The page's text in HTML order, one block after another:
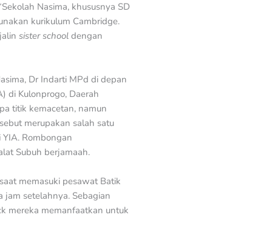
Nasima, khususnya SD
kurikulum Cambridge.
sister school dengan
Dr Indarti MPd di depan
di Kulonprogo, Daerah
titik kemacetan, namun
merupakan salah satu
Rombongan
Subuh berjamaah.
memasuki pesawat Batik
jam setelahnya. Sebagian
mereka memanfaatkan untuk